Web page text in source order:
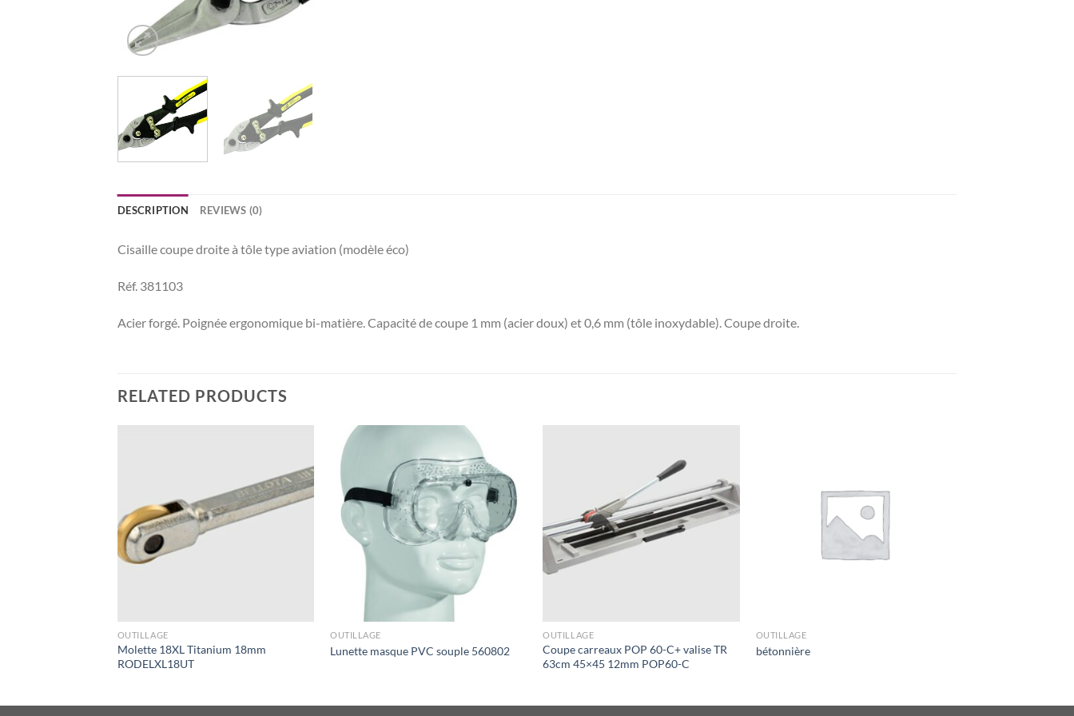
DESCRIPTION REVIEWS (0)
Cisaille coupe droite à tôle type aviation (modèle éco)
Réf. 381103
Acier forgé. Poignée ergonomique bi-matière. Capacité de coupe 1 mm (acier doux) et 0,6 mm (tôle inoxydable). Coupe droite.
RELATED PRODUCTS
OUTILLAGE
Molette 18XL Titanium 18mm
RODELXL18UT
OUTILLAGE
Lunette masque PVC souple 560802
OUTILLAGE
Coupe carreaux POP 60-C+ valise TR
63cm 45×45 12mm POP60-C
OUTILLAGE
bétonnière